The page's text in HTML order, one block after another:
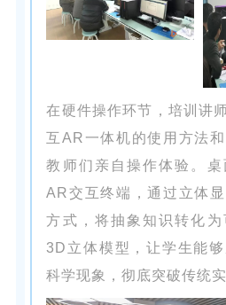
在硬件操作环节，培训讲
互AR一体机的使用方法
教师们亲自操作体验。
AR交互终端，通过立体
方式，将抽象知识转化
3D立体模型，让学生能
科学现象，彻底突破传统实